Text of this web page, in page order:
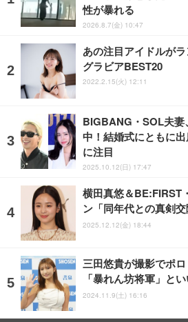
性が暴れる
2026.8.7(金) 10:47
あの注目アイドルが
グラビアBEST20
2022.2.15(火) 12:11
BIGBANG・SOL夫妻
中！結婚式にともに
に注目
2025.10.12(日) 17:47
横田真悠＆BE:FIRST
ン「同年代との真剣
2025.12.12(金) 18:44
三田悠貴が撮影でポ
「暴れん坊将軍」と
2024.11.9(土) 16:16